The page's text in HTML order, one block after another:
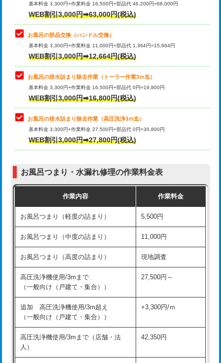
止水・漏水調査・防水処理・清掃・修
理・調整・分解・加工など（重作業）
33,000円
トイレタンク脱着
トイレ便器脱着
タンクレストイレ脱着 33,000円
小便器トイレ脱着
その他部品の脱着 8,800円～
交換・取付（タンク）
交換・取付（普通便座） 11,000円+材料費
交換・取付（温水洗浄便座） 16,500円+材料費
交換・取付(単水栓（壁付・デッキ
式）)
13,200円+材料費
交換・取付(混合水栓（壁付・デッキ
式・ワンホール）)
16,500円+材料費
交換・取付(排水栓・排水トラップ
（P/S/ポップアップ））
22,000円+材料費
交換・取付（その他部品） 11,000円+材料費
持込商品取付（単水栓） 13,200円
持込商品取付（混合水栓）
基本料金 3,300円+作業料金 16,500円+部品代 46,200円=66,000円
WEB割引3,000円➡63,000円(税込)
お風呂の部品交換（ハンドル交換）
基本料金 3,300円+作業料金 11,000円+部品代 1,364円=15,664円
WEB割引3,000円➡12,664円(税込)
お風呂の排水詰まり除去作業（トーラー作業3ｍ迄）
基本料金 3,300円+作業料金 16,500円+部品代 0円=19,800円
WEB割引3,000円➡16,800円(税込)
お風呂の排水詰まり除去作業（高圧洗浄3ｍ迄）
基本料金 3,300円+作業料金 27,500円+部品代 0円=30,800円
WEB割引3,000円➡27,800円(税込)
お風呂つまり・水漏れ修理の作業料金表
作業内容 作業料金
お風呂つまり（軽度の詰まり） 5,500円
お風呂つまり（中度の詰まり） 11,000円
お風呂つまり（高度の詰まり） 現地調査
高圧洗浄機使用/3mまで
（一般向け（戸建て・集合））
27,500円～
追加 高圧洗浄機使用/3m超え
（一般向け（戸建て・集合））
+3,300円/ｍ
高圧洗浄機使用/3mまで（店舗・法
人）
42,350円